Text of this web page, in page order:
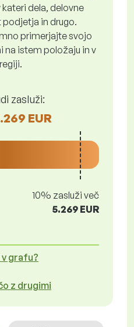
dela, delovne
podjetja in drugo.
primerjajte svojo
na istem položaju in v
zasluži:
EUR
10% zasluži več
5.269 EUR
grafu?
z drugimi